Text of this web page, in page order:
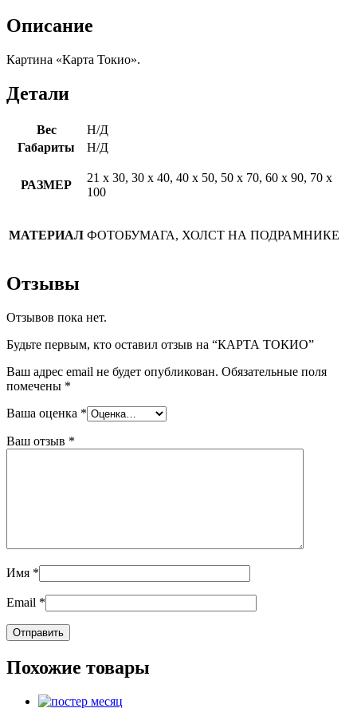
Описание
Картина «Карта Токио».
Детали
Вес
Н/Д
Габариты
Н/Д
РАЗМЕР
21 х 30, 30 х 40, 40 х 50, 50 х 70, 60 х 90, 70 х
100
МАТЕРИАЛ ФОТОБУМАГА, ХОЛСТ НА ПОДРАМНИКЕ
Отзывы
Отзывов пока нет.
Будьте первым, кто оставил отзыв на “КАРТА ТОКИО”
Ваш адрес email не будет опубликован. Обязательные поля
помечены *
Ваша оценка *
Ваш отзыв *
Имя *
Email *
Похожие товары